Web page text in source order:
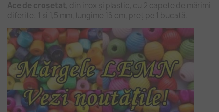
Ace de croșetat, din inox și plastic, cu 2 capete de mărimi
diferite: 1 și 1,5 mm, lungime 16 cm, preț pe 1 bucată.